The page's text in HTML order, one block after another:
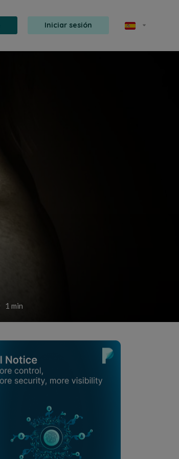
Iniciar sesión
1 min